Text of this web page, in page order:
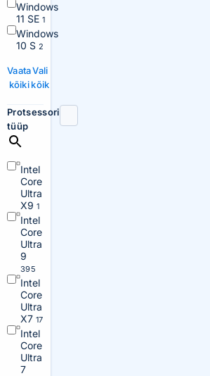
Windows
11 SE 1
Windows
10 S 2
Vaata
kõiki
Vali
kõik
Protsessori
tüüp
Intel
Core
Ultra
X91
Intel
Core
Ultra
9
395
Intel
Core
Ultra
X7 17
Intel
Core
Ultra
7